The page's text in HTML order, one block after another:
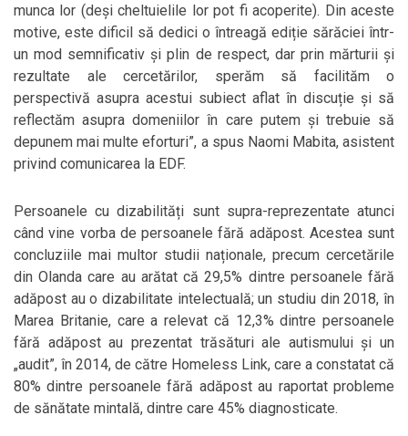
munca lor (deși cheltuielile lor pot fi acoperite). Din aceste
motive, este dificil să dedici o întreagă ediție sărăciei într-
un mod semnificativ și plin de respect, dar prin mărturii și
rezultate ale cercetărilor, sperăm să facilităm o
perspectivă asupra acestui subiect aflat în discuție și să
reflectăm asupra domeniilor în care putem și trebuie să
depunem mai multe eforturi”, a spus Naomi Mabita, asistent
privind comunicarea la EDF.
Persoanele cu dizabilități sunt supra-reprezentate atunci
când vine vorba de persoanele fără adăpost. Acestea sunt
concluziile mai multor studii naționale, precum cercetările
din Olanda care au arătat că 29,5% dintre persoanele fără
adăpost au o dizabilitate intelectuală; un studiu din 2018, în
Marea Britanie, care a relevat că 12,3% dintre persoanele
fără adăpost au prezentat trăsături ale autismului și un
„audit”, în 2014, de către Homeless Link, care a constatat că
80% dintre persoanele fără adăpost au raportat probleme
de sănătate mintală, dintre care 45% diagnosticate.